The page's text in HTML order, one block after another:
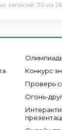
записей: 30 из
Конкурс
Проверь
Огонь-